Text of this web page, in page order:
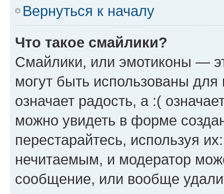
Вернуться к началу
Что такое смайлики?
Смайлики, или эмотиконы —
могут быть использованы
означает радость, а :(
можно увидеть в форме
перестарайтесь, используя
нечитаемым, и модератор
сообщение, или вообще